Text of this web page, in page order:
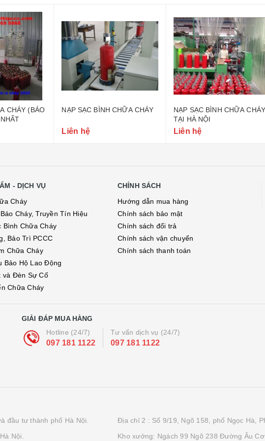
CHÁY (BÁO
NẠP SẠC BÌNH CHỮA CHÁY
Liên hệ
NẠP SẠC BÌNH CHỮA CHÁY
TẠI HÀ NỘI
Liên hệ
- DỊCH VỤ
Cháy
Cháy, Truyền Tín Hiệu
Bình Chữa Cháy
Bảo Trì PCCC
Chữa Cháy
Bảo Hộ Lao Động
và Đèn Sự Cố
Chữa Cháy
CHÍNH SÁCH
Hướng dẫn mua hàng
Chính sách bảo mật
Chính sách đổi trả
Chính sách vận chuyển
Chính sách thanh toán
GIẢI ĐÁP MUA HÀNG
Hotline (24/7)
097 181 1122
Tư vấn dịch vụ (24/7)
097 181 1122
đầu tư thành phố Hà Nội.
Nội.
Địa chỉ 2 : Số 9/19, Ngõ 158, phố Ngọc Hà,
Kho xưởng: Ngách 99 Ngõ 238 Đường Âu